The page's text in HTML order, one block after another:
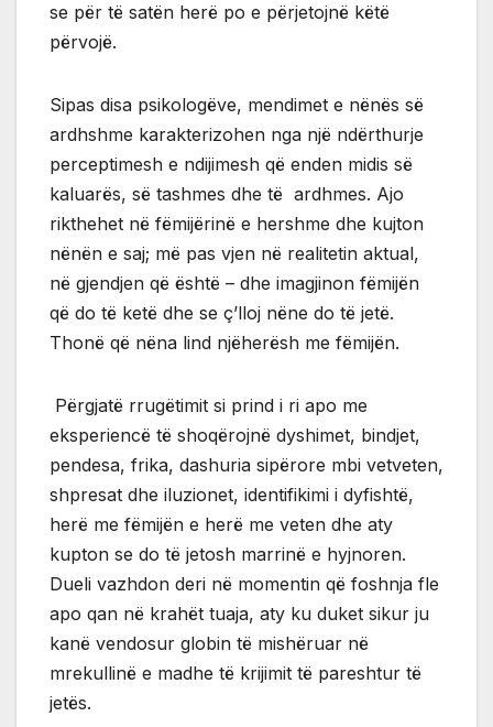
se për të satën herë po e përjetojnë këtë
përvojë.
Sipas disa psikologëve, mendimet e nënës së
ardhshme karakterizohen nga një ndërthurje
perceptimesh e ndijimesh që enden midis së
kaluarës, së tashmes dhe të ardhmes. Ajo
rikthehet në fëmijërinë e hershme dhe kujton
nënën e saj; më pas vjen në realitetin aktual,
në gjendjen që është – dhe imagjinon fëmijën
që do të ketë dhe se ç’lloj nëne do të jetë.
Thonë që nëna lind njëherësh me fëmijën.
Përgjatë rrugëtimit si prind i ri apo me
eksperiencë të shoqërojnë dyshimet, bindjet,
pendesa, frika, dashuria sipërore mbi vetveten,
shpresat dhe iluzionet, identifikimi i dyfishtë,
herë me fëmijën e herë me veten dhe aty
kupton se do të jetosh marrinë e hyjnoren.
Dueli vazhdon deri në momentin që foshnja fle
apo qan në krahët tuaja, aty ku duket sikur ju
kanë vendosur globin të mishëruar në
mrekullinë e madhe të krijimit të pareshtur të
jetës.